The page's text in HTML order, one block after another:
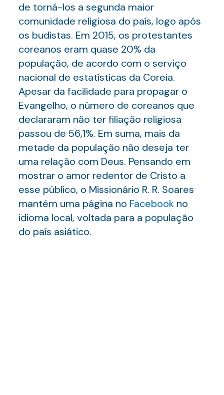
de torná-los a segunda maior
comunidade religiosa do país, logo após
os budistas. Em 2015, os protestantes
coreanos eram quase 20% da
população, de acordo com o serviço
nacional de estatísticas da Coreia.
Apesar da facilidade para propagar o
Evangelho, o número de coreanos que
declararam não ter filiação religiosa
passou de 56,1%. Em suma, mais da
metade da população não deseja ter
uma relação com Deus. Pensando em
mostrar o amor redentor de Cristo a
esse público, o Missionário R. R. Soares
mantém uma página no Facebook no
idioma local, voltada para a população
do país asiático.